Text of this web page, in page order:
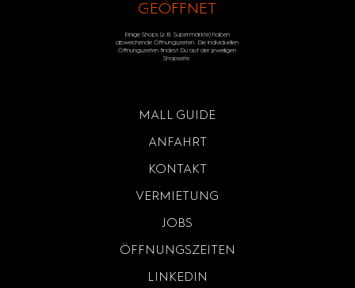
GEÖFFNET
Einige Shops (z.B. Supermärkte) haben
abweichende Öffnungszeiten. Die individuellen
Öffnungszeiten findest Du auf der jeweiligen
Shopseite.
MALL GUIDE
ANFAHRT
KONTAKT
VERMIETUNG
JOBS
ÖFFNUNGSZEITEN
LINKEDIN